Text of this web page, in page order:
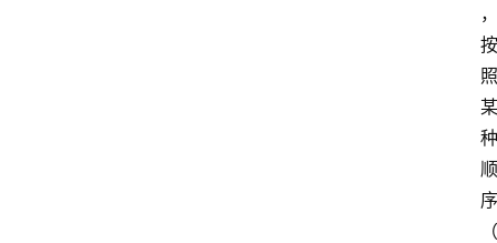
，
按
照
某
种
顺
序
（